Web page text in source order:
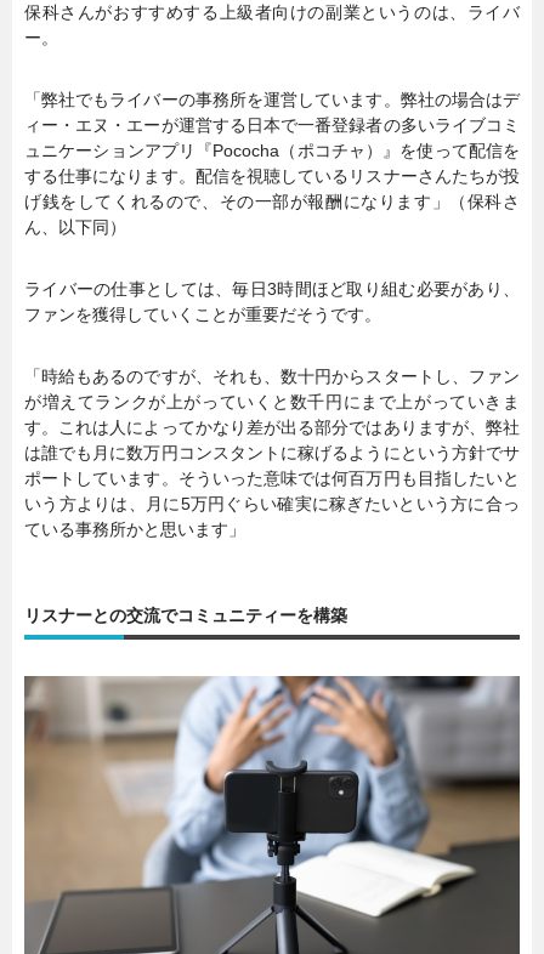
保科さんがおすすめする上級者向けの副業というのは、ライバ
ー。
「弊社でもライバーの事務所を運営しています。弊社の場合はデ
ィー・エヌ・エーが運営する日本で一番登録者の多いライブコミ
ュニケーションアプリ『Pococha（ポコチャ）』を使って配信を
する仕事になります。配信を視聴しているリスナーさんたちが投
げ銭をしてくれるので、その一部が報酬になります」（保科さ
ん、以下同）
ライバーの仕事としては、毎日3時間ほど取り組む必要があり、
ファンを獲得していくことが重要だそうです。
「時給もあるのですが、それも、数十円からスタートし、ファン
が増えてランクが上がっていくと数千円にまで上がっていきま
す。これは人によってかなり差が出る部分ではありますが、弊社
は誰でも月に数万円コンスタントに稼げるようにという方針でサ
ポートしています。そういった意味では何百万円も目指したいと
いう方よりは、月に5万円ぐらい確実に稼ぎたいという方に合っ
ている事務所かと思います」
リスナーとの交流でコミュニティーを構築